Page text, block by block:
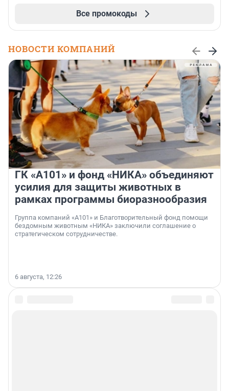
Все промокоды
НОВОСТИ КОМПАНИЙ
ГК «А101» и фонд «НИКА» объединяют
усилия для защиты животных в
рамках программы биоразнообразия
Группа компаний «А101» и Благотворительный фонд помощи
бездомным животным «НИКА» заключили соглашение о
стратегическом сотрудничестве.
6 августа, 12:26